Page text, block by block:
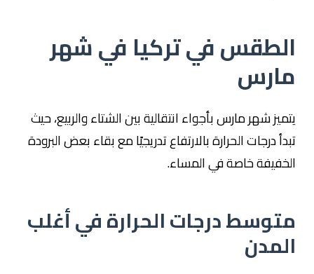
الطقس في تركيا في شهر
مارس
يتميز شهر مارس بأجواء انتقالية بين الشتاء والربيع، حيث
تبدأ درجات الحرارة بالارتفاع تدريجيًا مع بقاء بعض البرودة
الخفيفة خاصة في المساء.
متوسط درجات الحرارة في أغلب
المدن